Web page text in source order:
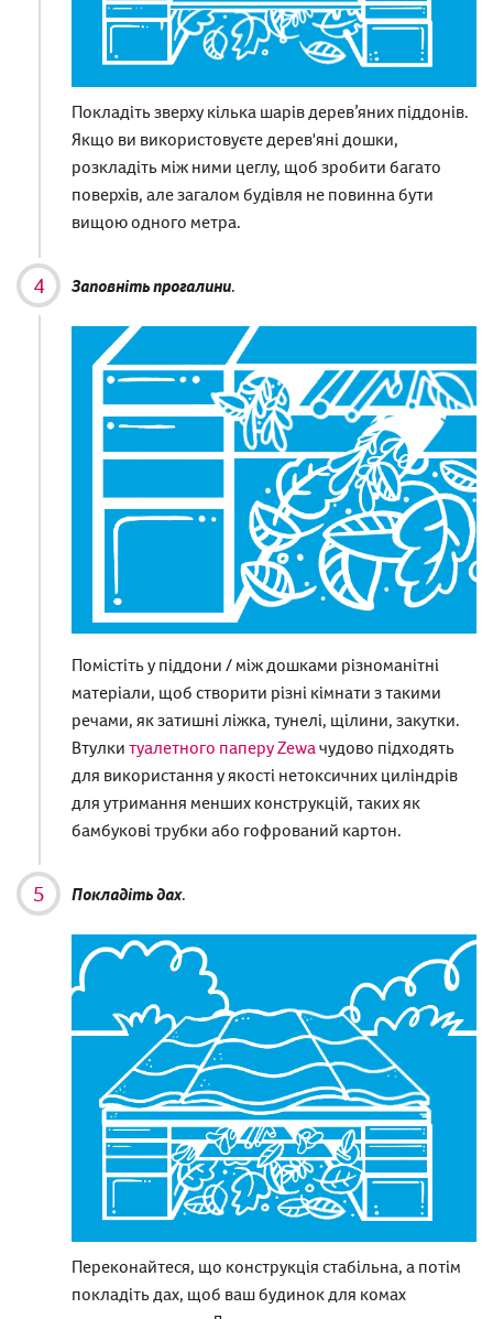
Покладіть зверху кілька шарів дерев’яних піддонів.
Якщо ви використовуєте дерев'яні дошки,
розкладіть між ними цеглу, щоб зробити багато
поверхів, але загалом будівля не повинна бути
вищою одного метра.
Заповніть прогалини.
Помістіть у піддони / між дошками різноманітні
матеріали, щоб створити різні кімнати з такими
речами, як затишні ліжка, тунелі, щілини, закутки.
Втулки туалетного паперу Zewa чудово підходять
для використання у якості нетоксичних циліндрів
для утримання менших конструкцій, таких як
бамбукові трубки або гофрований картон.
Покладіть дах.
Переконайтеся, що конструкція стабільна, а потім
покладіть дах, щоб ваш будинок для комах